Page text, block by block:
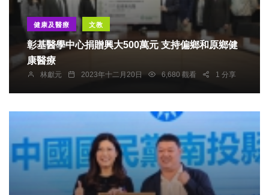
健康及醫療 文教
彰基醫學中心捐贈興大500萬元 支持偏鄉和原鄉健
康醫療
林獻元 2023年十二月20日 6,680 觀看 1 分享